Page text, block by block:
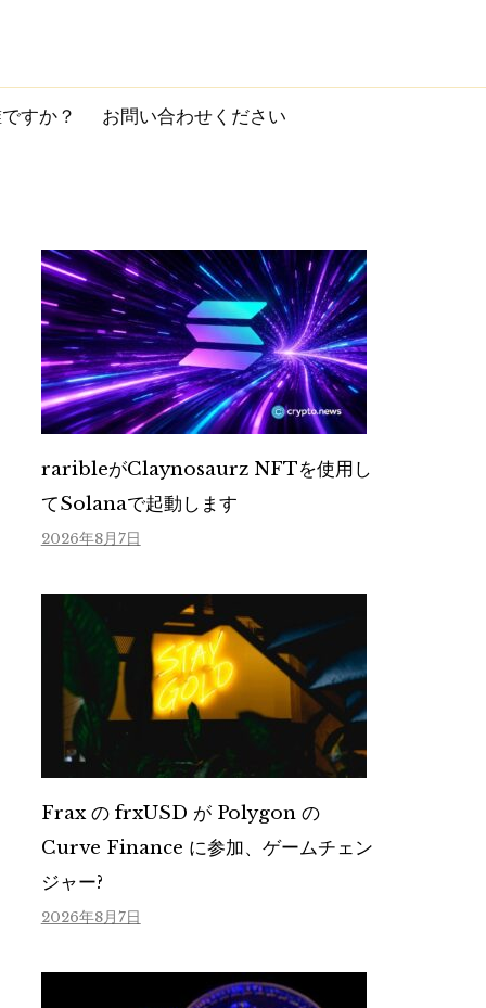
すか？ お問い合わせください
raribleがClaynosaurz NFTを使用し
てSolanaで起動します
2026年8月7日
Frax の frxUSD が Polygon の
Curve Finance に参加、ゲームチェン
ジャー?
2026年8月7日